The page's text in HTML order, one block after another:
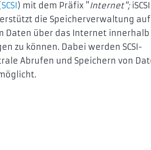
SCSI ) mit dem Präfix "Internet";iSCSI
die Speicherverwaltung auf
Daten über das Internet innerhalb
zu können. Dabei werden SCSI-
Abrufen und Speichern von